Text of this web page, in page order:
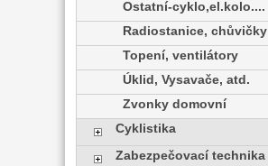
Ostatní-cyklo,el.kolo....
Radiostanice, chůvičky
Topení, ventilátory
Úklid, Vysavače, atd.
Zvonky domovní
Cyklistika
Zabezpečovací technika